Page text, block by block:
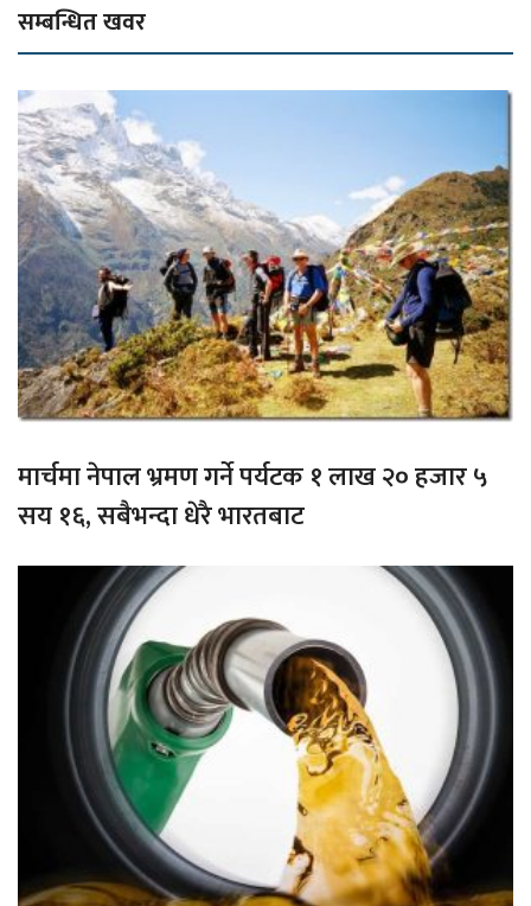
सम्बन्धित खवर
मार्चमा नेपाल भ्रमण गर्ने पर्यटक १ लाख २० हजार ५
सय १६, सबैभन्दा धेरै भारतबाट